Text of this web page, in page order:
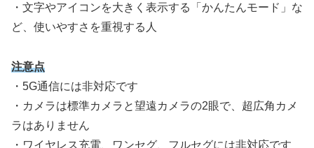
・文字やアイコンを大きく表示する「かんたんモード」な
ど、使いやすさを重視する人
注意点
・5G通信には非対応です
・カメラは標準カメラと望遠カメラの2眼で、超広角カメ
ラはありません
・ワイヤレス充電、ワンセグ、フルセグには非対応です